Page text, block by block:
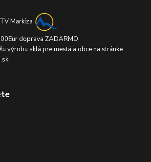
Markíza
300Eur doprava ZADARMO
výrobu sklá pre mestá a obce na stránke